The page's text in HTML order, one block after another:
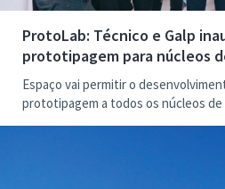
ProtoLab: Técnico e Galp
prototipagem para núcleos
Espaço vai permitir o
prototipagem a todos os núcleos